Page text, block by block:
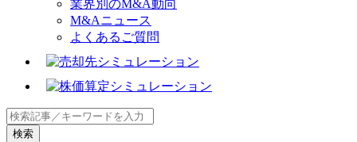
業界別のM&A動向
M&Aニュース
よくあるご質問